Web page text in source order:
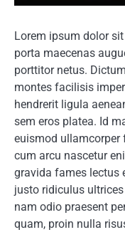
Lorem ipsum dolor
porta maecenas
porttitor netus.
montes facilisis
hendrerit ligula
sem eros platea. Id
euismod
cum arcu nascetur
gravida fames lectus
justo ridiculus
nam odio praesent
quam, proin nulla